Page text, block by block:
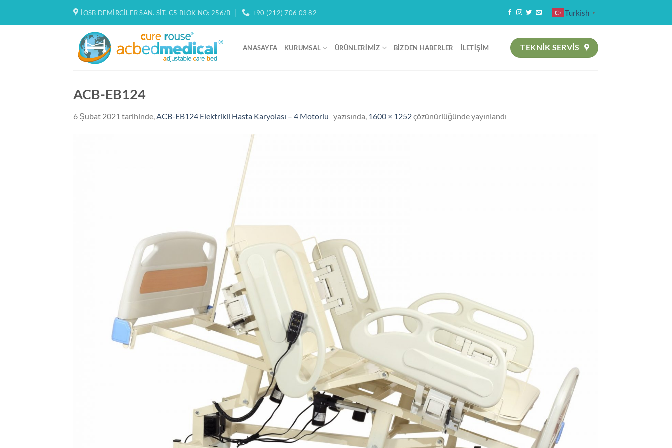
İOSB DEMIRCILER SAN. SIT. C5 BLOK NO: 256/B +90 (212) 706 03 82 Turkish ▼
ANASAYFA KURUMSAL ÜRÜNLERIMIZ BIZDEN HABERLER İLETIŞIM TEKNIK SERVİS
ACB-EB124
6 Şubat 2021 tarihinde, ACB-EB124 Elektrikli Hasta Karyolası – 4 Motorlu yazısında, 1600 × 1252çözünürlüğünde yayınlandı